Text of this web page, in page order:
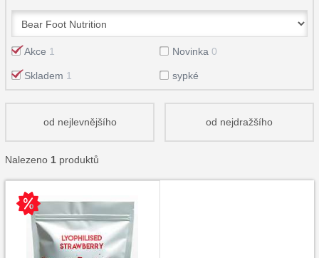
Akce 1 Novinka 0
Skladem 1 sypké
od nejlevnějšího od nejdražšího
Nalezeno 1 produktů